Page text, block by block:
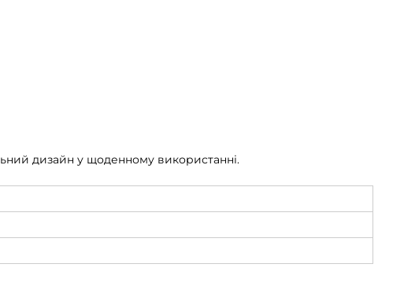
дизайн у щоденному використанні.